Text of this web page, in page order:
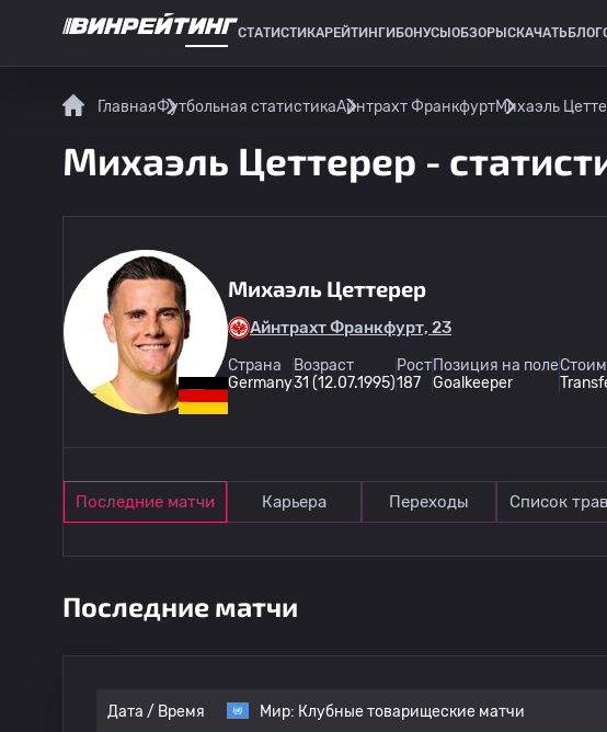
СТАТИСТИКАРЕЙТИНГИ БОНУСЫ ОБЗОРЫ СКАЧАТЬ БЛОГ
ГлавнаяФутбольная статистикаАйнтрахт ФранкфуртМихаэль
Михаэль Цеттерер -
Михаэль Цеттерер
Айнтрахт Франкфурт, 23
Страна
Germany
Возраст
31 (12.07.1995)
Рост
187
Позиция на поле
Goalkeeper
Последние матчи Карьера Переходы Список
Последние матчи
Дата / Время Мир: Клубные товарищеские матчи